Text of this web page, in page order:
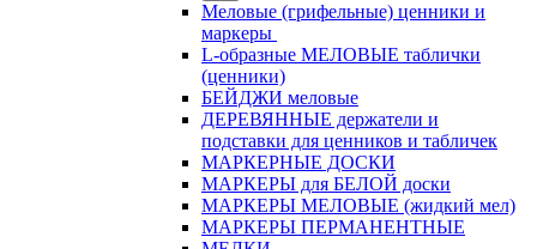
Меловые (грифельные) ценники и
маркеры
L-образные МЕЛОВЫЕ таблички
(ценники)
БЕЙДЖИ меловые
ДЕРЕВЯННЫЕ держатели и
подставки для ценников и табличек
МАРКЕРНЫЕ ДОСКИ
МАРКЕРЫ для БЕЛОЙ доски
МАРКЕРЫ МЕЛОВЫЕ (жидкий мел)
МАРКЕРЫ ПЕРМАНЕНТНЫЕ